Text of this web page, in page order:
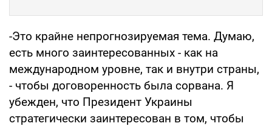
-Это крайне непрогнозируемая тема. Думаю,
есть много заинтересованных - как на
международном уровне, так и внутри страны,
- чтобы договоренность была сорвана. Я
убежден, что Президент Украины
стратегически заинтересован в том, чтобы